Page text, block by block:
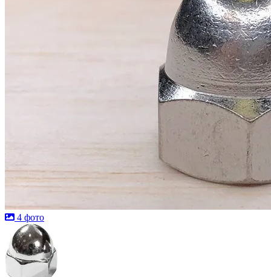
4 фото